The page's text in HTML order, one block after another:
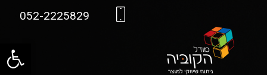
פתח
052-2225829